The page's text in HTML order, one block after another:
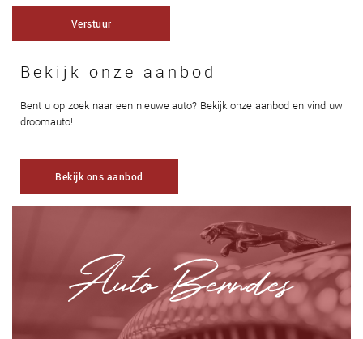
Verstuur
Bekijk onze aanbod
Bent u op zoek naar een nieuwe auto? Bekijk onze aanbod en vind uw
droomauto!
Bekijk ons aanbod